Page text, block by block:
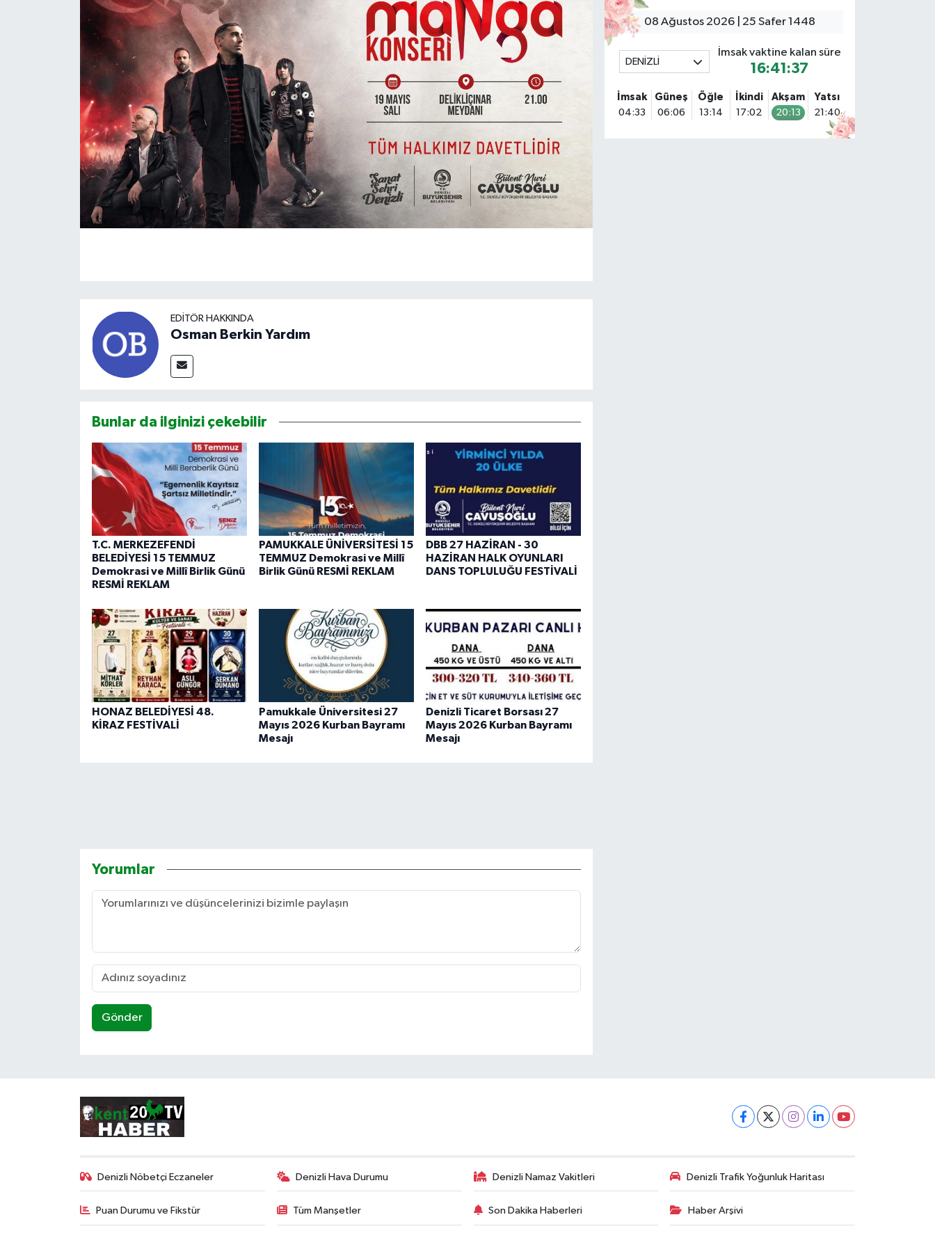
EDITÖR HAKKINDA
Osman Berkin Yardım
Bunlar da ilginizi çekebilir
T.C. MERKEZEFENDİ
BELEDİYESİ 15 TEMMUZ
Demokrasi ve Millî Birlik Günü
RESMİ REKLAM
PAMUKKALE ÜNİVERSİTESİ 15
TEMMUZ Demokrasi ve Millî
Birlik Günü RESMİ REKLAM
DBB 27 HAZİRAN - 30
HAZİRAN HALK OYUNLARI
DANS TOPLULUĞU FESTİVALİ
HONAZ BELEDİYESİ 48.
KİRAZ FESTİVALİ
Pamukkale Üniversitesi 27
Mayıs 2026 Kurban Bayramı
Mesajı
Denizli Ticaret Borsası 27
Mayıs 2026 Kurban Bayramı
Mesajı
Yorumlar
Gönder
08 Ağustos 2026 | 25 Safer 1448
DENİZLİ
İmsak vaktine kalan süre
16:41:36
İmsak
04:33
Güneş
06:06
Öğle
13:14
İkindi
17:02
Akşam
20:13
Yatsı
21:40
Denizli Nöbetçi Eczaneler Denizli Hava Durumu Denizli Namaz Vakitleri Denizli Trafik Yoğunluk Haritası
Puan Durumu ve Fikstür Tüm Manşetler Son Dakika Haberleri Haber Arşivi
RESMİ İLAN